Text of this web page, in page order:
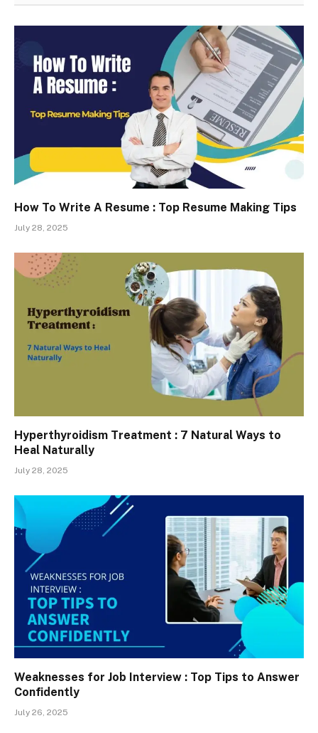
How To Write A Resume : Top Resume Making Tips
July 28, 2025
Hyperthyroidism Treatment : 7 Natural Ways to
Heal Naturally
July 28, 2025
Weaknesses for Job Interview : Top Tips to Answer
Confidently
July 26, 2025